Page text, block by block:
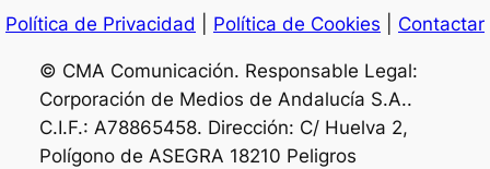
Política de Privacidad Política de Cookies Contactar
© CMA Comunicación. Responsable Legal:
Corporación de Medios de Andalucía S.A..
C.I.F.: A78865458. Dirección: C/ Huelva 2,
Polígono de ASEGRA 18210 Peligros